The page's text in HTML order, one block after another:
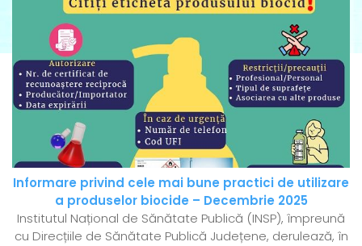
Informare privind cele mai bune practici de utilizare
a produselor biocide – Decembrie 2025
Institutul Național de Sănătate Publică (INSP), împreună
cu Direcțiile de Sănătate Publică Județene, derulează, în